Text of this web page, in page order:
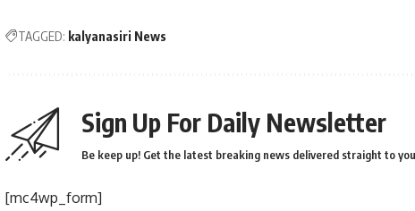
TAGGED: kalyanasiri News
Sign Up For Daily Newsletter
Be keep up! Get the latest breaking news delivered straight to
[mc4wp_form]